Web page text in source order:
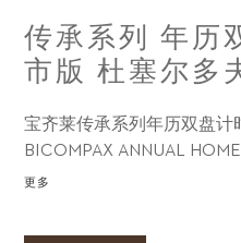
传承系列 年历
市版 杜塞尔多
宝齐莱传承系列年历双盘计
BICOMPAX ANNUAL
色彩致敬我们深爱的城市。
更多